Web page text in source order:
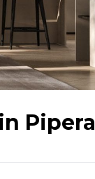
Pipera